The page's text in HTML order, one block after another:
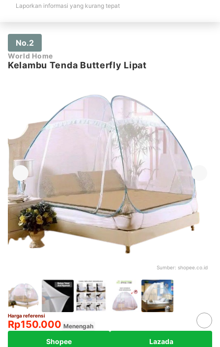
Laporkan informasi yang kurang tepat
No.2
World Home
Kelambu Tenda Butterfly Lipat
Sumber: shopee.co.id
Harga referensi
Rp150.000 Menengah
Shopee Lazada